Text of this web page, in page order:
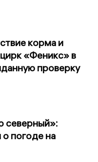
корма и
«Феникс» в
проверку
северный»:
погоде на